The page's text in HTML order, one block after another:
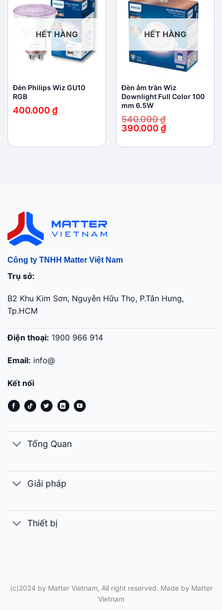
Add to
wishlist
HẾT HÀNG
Đèn Philips Wiz GU10
RGB
400.000 ₫
Add to
wishlist
HẾT HÀNG
Đèn âm trần Wiz
Downlight Full Color 100
mm 6.5W
540.000₫
là:
390.000 ₫
tại
Công ty TNHH Matter Việt Nam
Trụ sở:
B2 Khu Kim Sơn, Nguyễn Hữu Thọ, P.Tân Hưng,
Tp.HCM
Điện thoại: 1900 966 914
Email: info@
Kết nối
Tổng Quan
Giải pháp
Thiết bị
(c)2024 by Matter Vietnam, All right reserved. Made by Matter
Vietnam